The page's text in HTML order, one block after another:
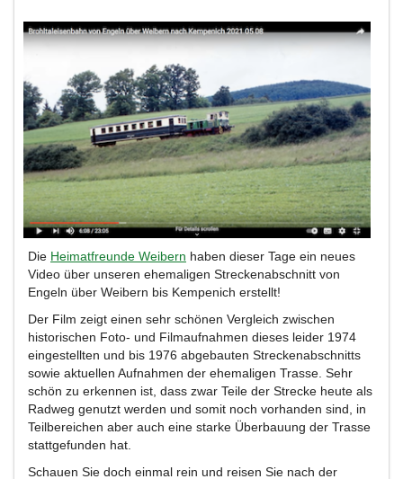
Die Heimatfreunde Weibern haben dieser Tage ein neues
Video über unseren ehemaligen Streckenabschnitt von
Engeln über Weibern bis Kempenich erstellt!
Der Film zeigt einen sehr schönen Vergleich zwischen
historischen Foto- und Filmaufnahmen dieses leider 1974
eingestellten und bis 1976 abgebauten Streckenabschnitts
sowie aktuellen Aufnahmen der ehemaligen Trasse. Sehr
schön zu erkennen ist, dass zwar Teile der Strecke heute als
Radweg genutzt werden und somit noch vorhanden sind, in
Teilbereichen aber auch eine starke Überbauung der Trasse
stattgefunden hat.
Schauen Sie doch einmal rein und reisen Sie nach der